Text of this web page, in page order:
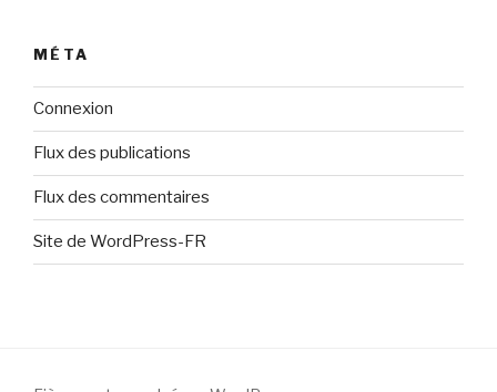
MÉTA
Connexion
Flux des publications
Flux des commentaires
Site de WordPress-FR